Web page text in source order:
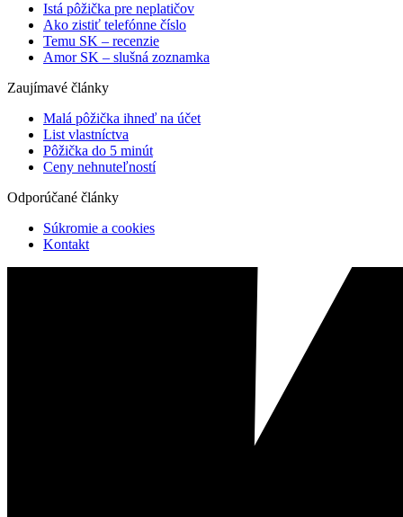
Istá pôžička pre neplatičov
Ako zistiť telefónne číslo
Temu SK – recenzie
Amor SK – slušná zoznamka
Zaujímavé články
Malá pôžička ihneď na účet
List vlastníctva
Pôžička do 5 minút
Ceny nehnuteľností
Odporúčané články
Súkromie a cookies
Kontakt